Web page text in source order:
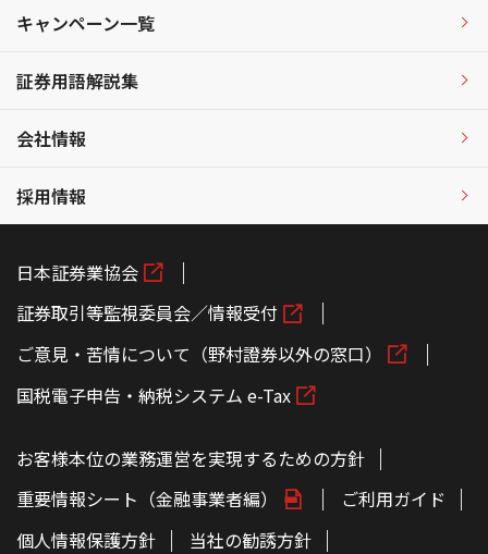
キャンペーン一覧
証券用語解説集
会社情報
採用情報
日本証券業協会
証券取引等監視委員会／情報受付
ご意見・苦情について（野村證券以外の窓口）
国税電子申告・納税システム e-Tax
お客様本位の業務運営を実現するための方針
重要情報シート（金融事業者編）
ご利用ガイド
個人情報保護方針
当社の勧誘方針